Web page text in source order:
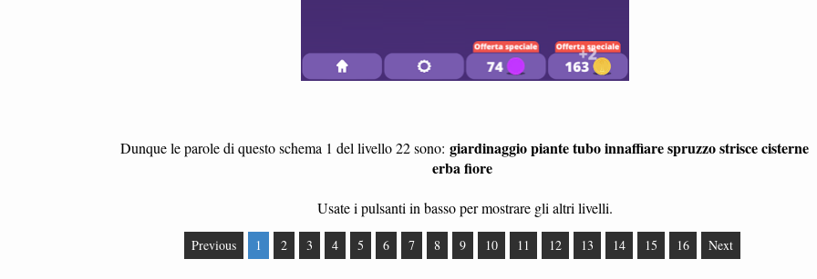
Dunque le parole di questo schema 1 del livello 22 sono: giardinaggio piante tubo innaffiare spruzzo strisce cisterne
erba fiore
Usate i pulsanti in basso per mostrare gli altri livelli.
Previous 1 2 3 4 5 6 7 8 9 10 11 12 13 14 15 16 Next